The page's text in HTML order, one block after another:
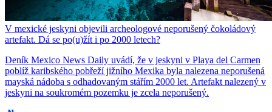
V mexické jeskyni objevili archeologové neporušený čokoládový
artefakt. Dá se po(u)žít i po 2000 letech?
Deník Mexico News Daily uvádí, že v jeskyni v Playa del Carmen
poblíž karibského pobřeží jižního Mexika byla nalezena neporušená
mayská nádoba s odhadovaným stářím 2000 let. Artefakt nalezený v
jeskyni na soukromém pozemku je zcela neporušený.